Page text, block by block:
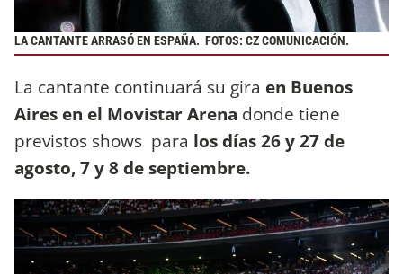
LA CANTANTE ARRASÓ EN ESPAÑA. FOTOS: CZ COMUNICACIÓN.
La cantante continuará su gira en Buenos
Aires en el Movistar Arena donde tiene
previstos shows para los días 26 y 27 de
agosto, 7 y 8 de septiembre.